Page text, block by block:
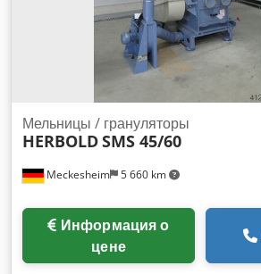
Meckesheim 5 660 km
Мельницы / грануляторы
HERBOLDSMS 45/60
цене